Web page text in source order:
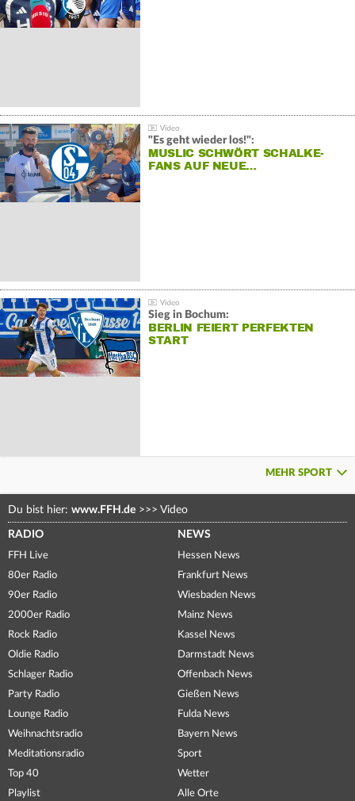
"Es geht wieder los!":
MUSLIC SCHWÖRT SCHALKE-
FANS AUF NEUE…
Sieg in Bochum:
BERLIN FEIERT PERFEKTEN
START
MEHR SPORT
Du bist hier: www.FFH.de >>> Video
RADIO
FFH Live
80er Radio
90er Radio
2000er Radio
Rock Radio
Oldie Radio
Schlager Radio
Party Radio
Lounge Radio
Weihnachtsradio
Meditationsradio
Top 40
Playlist
NEWS
Hessen News
Frankfurt News
Wiesbaden News
Mainz News
Kassel News
Darmstadt News
Offenbach News
Gießen News
Fulda News
Bayern News
Sport
Wetter
Alle Orte